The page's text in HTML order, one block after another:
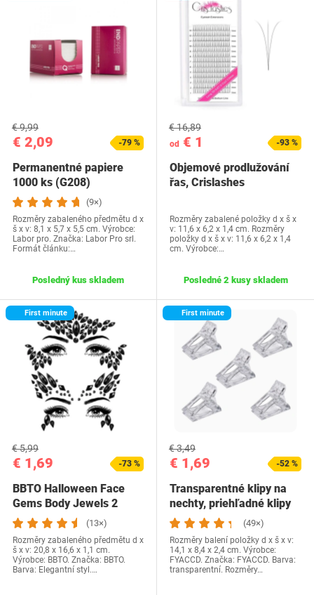
€ 2,09
€ 9,99
-79 %
Permanentné papiere
1000 ks (G208)
(9×)
Rozměry zabaleného předmětu d x
š x v: 8,1 x 5,7 x 5,5 cm. Výrobce:
Labor pro. Značka: Labor Pro srl.
Formát článku:…
Posledný kus skladem
od € 1
€ 16,89
-93 %
Objemové prodlužování
řas, Crislashes
Rozměry zabalené položky d x š x
v: 11,6 x 6,2 x 1,4 cm. Rozměry
položky d x š x v: 11,6 x 6,2 x 1,4
cm. Výrobce:…
Posledné 2 kusy skladem
First minute
€ 1,69
€ 5,99
-73 %
BBTO Halloween Face
Gems Body Jewels 2
kusy Trblietavé…
(13×)
Rozměry zabaleného předmětu d x
š x v: 20,8 x 16,6 x 1,1 cm.
Výrobce: BBTO. Značka: BBTO.
Barva: Elegantní styl.…
First minute
€ 1,69
€ 3,49
-52 %
Transparentné klipy na
nechty, priehľadné klipy
na nechty z…
(49×)
Rozměry balení položky d x š x v:
14,1 x 8,4 x 2,4 cm. Výrobce:
FYACCD. Značka: FYACCD. Barva:
transparentní. Rozměry…